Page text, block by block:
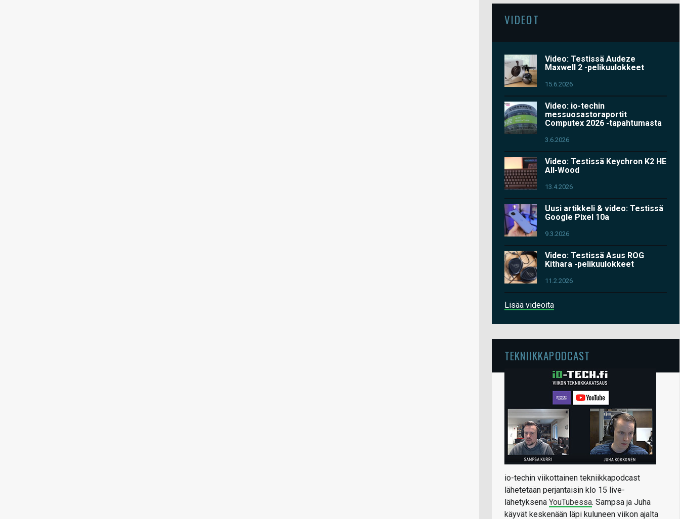
VIDEOT
Video: Testissä Audeze
Maxwell 2 -pelikuulokkeet
15.6.2026
Video: io-techin
messuosastoraportit
Computex 2026 -tapahtumasta
3.6.2026
Video: Testissä Keychron K2 HE
All-Wood
13.4.2026
Uusi artikkeli & video: Testissä
Google Pixel 10a
9.3.2026
Video: Testissä Asus ROG
Kithara -pelikuulokkeet
11.2.2026
Lisää videoita
TEKNIIKKAPODCAST
io-techin viikottainen tekniikkapodcast
lähetetään perjantaisin klo 15 live-
lähetyksenä YouTubessa. Sampsa ja Juha
käyvät keskenään läpi kuluneen viikon ajalta